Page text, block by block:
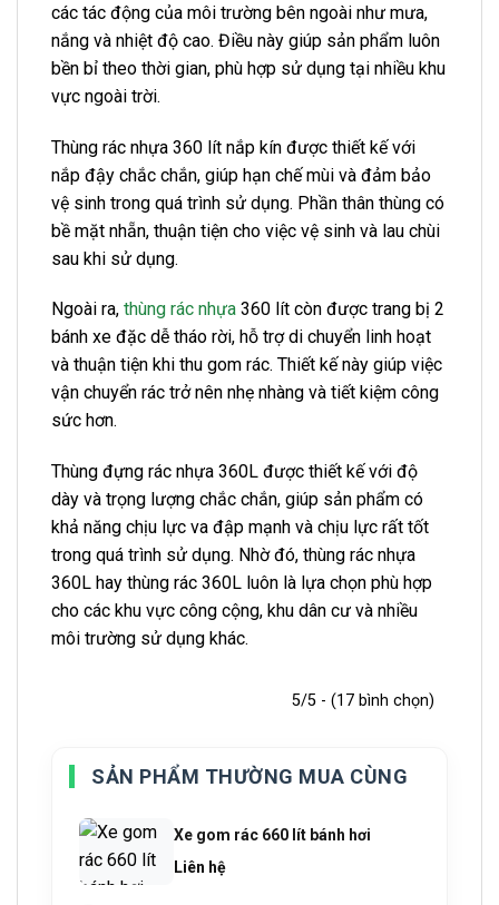
các tác động của môi trường bên ngoài như mưa,
nắng và nhiệt độ cao. Điều này giúp sản phẩm luôn
bền bỉ theo thời gian, phù hợp sử dụng tại nhiều khu
vực ngoài trời.
Thùng rác nhựa 360 lít nắp kín được thiết kế với
nắp đậy chắc chắn, giúp hạn chế mùi và đảm bảo
vệ sinh trong quá trình sử dụng. Phần thân thùng có
bề mặt nhẵn, thuận tiện cho việc vệ sinh và lau chùi
sau khi sử dụng.
Ngoài ra, thùng rác nhựa 360 lít còn được trang bị 2
bánh xe đặc dễ tháo rời, hỗ trợ di chuyển linh hoạt
và thuận tiện khi thu gom rác. Thiết kế này giúp việc
vận chuyển rác trở nên nhẹ nhàng và tiết kiệm công
sức hơn.
Thùng đựng rác nhựa 360L được thiết kế với độ
dày và trọng lượng chắc chắn, giúp sản phẩm có
khả năng chịu lực va đập mạnh và chịu lực rất tốt
trong quá trình sử dụng. Nhờ đó, thùng rác nhựa
360L hay thùng rác 360L luôn là lựa chọn phù hợp
cho các khu vực công cộng, khu dân cư và nhiều
môi trường sử dụng khác.
5/5 - (17 bình chọn)
SẢN PHẨM THƯỜNG MUA CÙNG
Xe gom rác 660 lít bánh hơi
Liên hệ